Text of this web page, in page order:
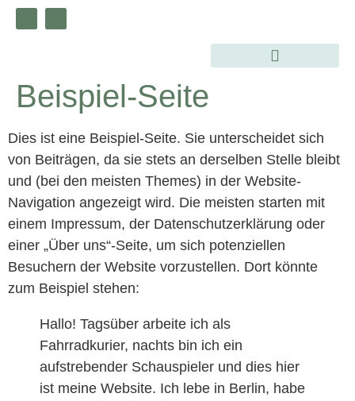
Beispiel-Seite
Dies ist eine Beispiel-Seite. Sie unterscheidet sich
von Beiträgen, da sie stets an derselben Stelle bleibt
und (bei den meisten Themes) in der Website-
Navigation angezeigt wird. Die meisten starten mit
einem Impressum, der Datenschutzerklärung oder
einer „Über uns“-Seite, um sich potenziellen
Besuchern der Website vorzustellen. Dort könnte
zum Beispiel stehen:
Hallo! Tagsüber arbeite ich als
Fahrradkurier, nachts bin ich ein
aufstrebender Schauspieler und dies hier
ist meine Website. Ich lebe in Berlin, habe